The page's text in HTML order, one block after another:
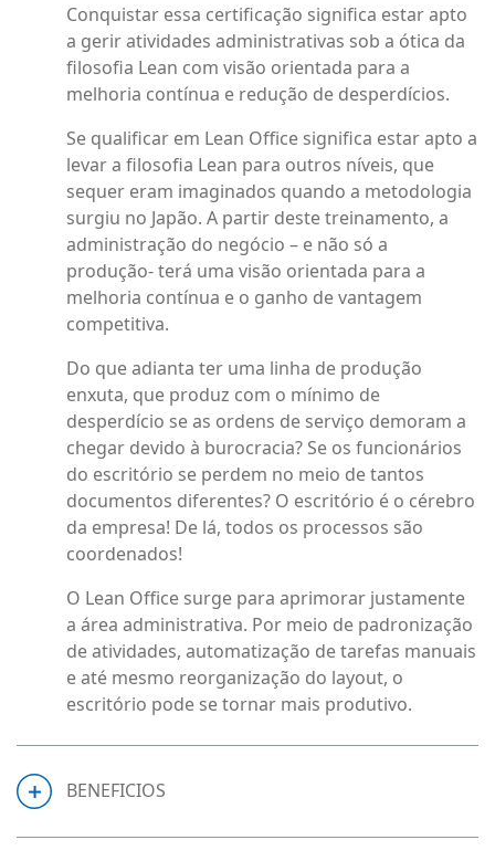
Conquistar essa certificação significa estar apto
a gerir atividades administrativas sob a ótica da
filosofia Lean com visão orientada para a
melhoria contínua e redução de desperdícios.
Se qualificar em Lean Office significa estar apto a
levar a filosofia Lean para outros níveis, que
sequer eram imaginados quando a metodologia
surgiu no Japão. A partir deste treinamento, a
administração do negócio – e não só a
produção- terá uma visão orientada para a
melhoria contínua e o ganho de vantagem
competitiva.
Do que adianta ter uma linha de produção
enxuta, que produz com o mínimo de
desperdício se as ordens de serviço demoram a
chegar devido à burocracia? Se os funcionários
do escritório se perdem no meio de tantos
documentos diferentes? O escritório é o cérebro
da empresa! De lá, todos os processos são
coordenados!
O Lean Office surge para aprimorar justamente
a área administrativa. Por meio de padronização
de atividades, automatização de tarefas manuais
e até mesmo reorganização do layout, o
escritório pode se tornar mais produtivo.
BENEFICIOS